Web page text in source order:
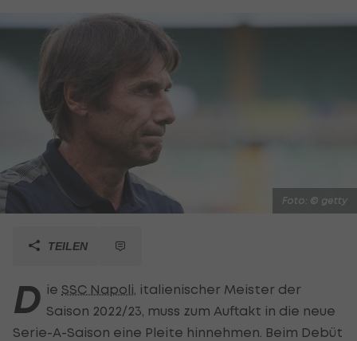
Foto: © getty
TEILEN
D ie SSC Napoli , italienischer Meister der
Saison 2022/23, muss zum Auftakt in die neue
Serie-A-Saison eine Pleite hinnehmen. Beim Debüt